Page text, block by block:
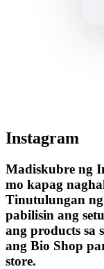
Instagram
Madiskubre ng
mo kapag
Tinutulungan
pabilisin ang
ang products sa
ang Bio Shop
store.